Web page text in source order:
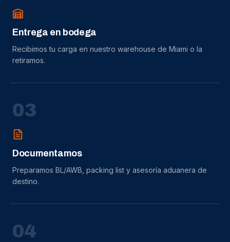
Entrega en bodega
Recibimos tu carga en nuestro warehouse de Miami o la
retiramos.
03
Documentamos
Preparamos BL/AWB, packing list y asesoría aduanera de
destino.
04